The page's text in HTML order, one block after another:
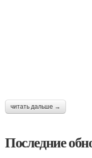
читать дальше →
Последние